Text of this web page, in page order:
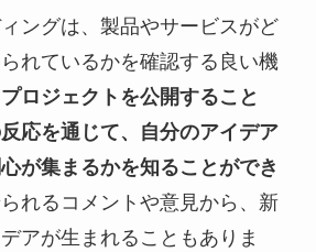
ングは、製品やサービスがど
れているかを確認する良い機
プロジェクトを公開すること
応を通じて、自分のアイデア
が集まるかを知ることができ
れるコメントや意見から、新
アが生まれることもありま